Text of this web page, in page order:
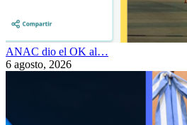
ANAC dio el OK al…
6 agosto, 2026